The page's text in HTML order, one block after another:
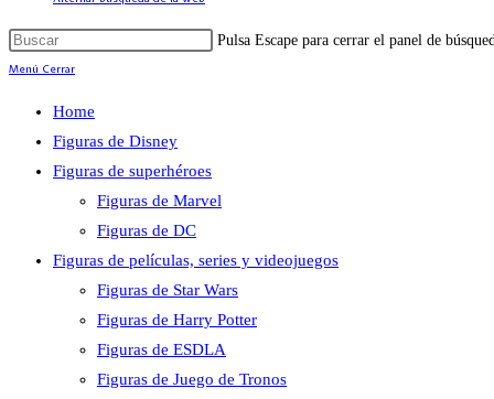
Pulsa Escape para cerrar el panel de
Menú Cerrar
Home
Figuras de Disney
Figuras de superhéroes
Figuras de Marvel
Figuras de DC
Figuras de películas, series y videojuegos
Figuras de Star Wars
Figuras de Harry Potter
Figuras de ESDLA
Figuras de Juego de Tronos